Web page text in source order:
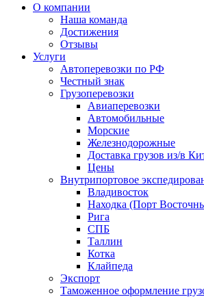
О компании
Наша команда
Достижения
Отзывы
Услуги
Автоперевозки по РФ
Честный знак
Грузоперевозки
Авиаперевозки
Автомобильные
Морские
Железнодорожные
Доставка грузов из/в
Цены
Внутрипортовое
Владивосток
Находка (Порт
Рига
СПБ
Таллин
Котка
Клайпеда
Экспорт
Таможенное оформление